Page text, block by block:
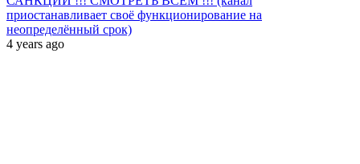
приостанавливает своё функционирование на
неопределённый срок)
4 years ago